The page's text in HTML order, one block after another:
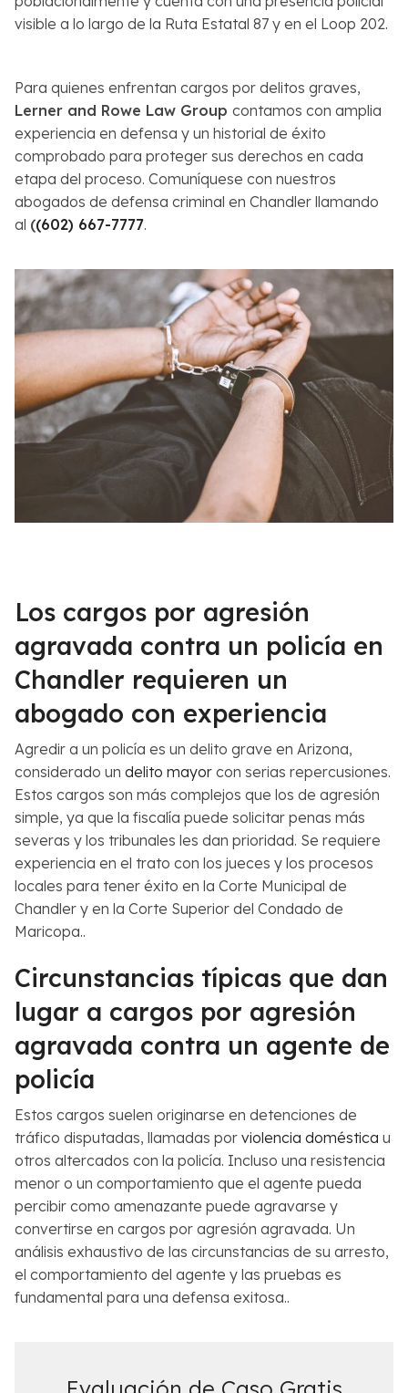
visible a lo largo de la Ruta Estatal 87 y en el Loop 202.
Para quienes enfrentan cargos por delitos graves,
Lerner and Rowe Law Group contamos con amplia
experiencia en defensa y un historial de éxito
comprobado para proteger sus derechos en cada
etapa del proceso. Comuníquese con nuestros
abogados de defensa criminal en Chandler llamando
al ((602) 667-7777.
Los cargos por agresión
agravada contra un policía en
Chandler requieren un
abogado con experiencia
Agredir a un policía es un delito grave en Arizona,
considerado un delito mayor con serias repercusiones.
Estos cargos son más complejos que los de agresión
simple, ya que la fiscalía puede solicitar penas más
severas y los tribunales les dan prioridad. Se requiere
experiencia en el trato con los jueces y los procesos
locales para tener éxito en la Corte Municipal de
Chandler y en la Corte Superior del Condado de
Maricopa..
Circunstancias típicas que dan
lugar a cargos por agresión
agravada contra un agente de
policía
Estos cargos suelen originarse en detenciones de
tráfico disputadas, llamadas por violencia doméstica u
otros altercados con la policía. Incluso una resistencia
menor o un comportamiento que el agente pueda
percibir como amenazante puede agravarse y
convertirse en cargos por agresión agravada. Un
análisis exhaustivo de las circunstancias de su arresto,
el comportamiento del agente y las pruebas es
fundamental para una defensa exitosa..